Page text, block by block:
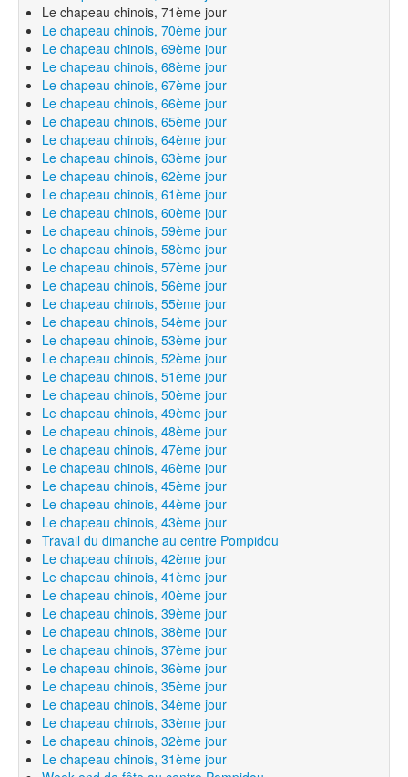
Le chapeau chinois, 71ème jour
Le chapeau chinois, 70ème jour
Le chapeau chinois, 69ème jour
Le chapeau chinois, 68ème jour
Le chapeau chinois, 67ème jour
Le chapeau chinois, 66ème jour
Le chapeau chinois, 65ème jour
Le chapeau chinois, 64ème jour
Le chapeau chinois, 63ème jour
Le chapeau chinois, 62ème jour
Le chapeau chinois, 61ème jour
Le chapeau chinois, 60ème jour
Le chapeau chinois, 59ème jour
Le chapeau chinois, 58ème jour
Le chapeau chinois, 57ème jour
Le chapeau chinois, 56ème jour
Le chapeau chinois, 55ème jour
Le chapeau chinois, 54ème jour
Le chapeau chinois, 53ème jour
Le chapeau chinois, 52ème jour
Le chapeau chinois, 51ème jour
Le chapeau chinois, 50ème jour
Le chapeau chinois, 49ème jour
Le chapeau chinois, 48ème jour
Le chapeau chinois, 47ème jour
Le chapeau chinois, 46ème jour
Le chapeau chinois, 45ème jour
Le chapeau chinois, 44ème jour
Le chapeau chinois, 43ème jour
Travail du dimanche au centre Pompidou
Le chapeau chinois, 42ème jour
Le chapeau chinois, 41ème jour
Le chapeau chinois, 40ème jour
Le chapeau chinois, 39ème jour
Le chapeau chinois, 38ème jour
Le chapeau chinois, 37ème jour
Le chapeau chinois, 36ème jour
Le chapeau chinois, 35ème jour
Le chapeau chinois, 34ème jour
Le chapeau chinois, 33ème jour
Le chapeau chinois, 32ème jour
Le chapeau chinois, 31ème jour